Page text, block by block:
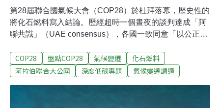
第28屆聯合國氣候大會（COP28）於杜拜落幕，歷史性的
將化石燃料寫入結論。歷經超時一個晝夜的談判達成「阿
聯共識」（UAE consensus），各國一致同意「以公正、
式在2050年達成淨零碳排。在整整兩週的會議期間，世界
各國也催出合作和行動、簽署各式各樣的自願性協議。在
COP28 盤點COP28 氣候變遷
化石燃料
阿拉伯聯合大公國
深度低碳專題 氣候變遷調適